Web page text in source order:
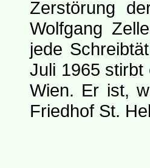
Zerstörung
Wolfgang
jede
Juli 1965 stirbt
Wien. Er ist,
Friedhof St.